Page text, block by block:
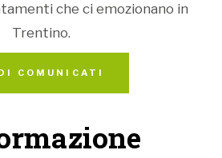
che ci emozionano in
Trentino.
COMUNICATI